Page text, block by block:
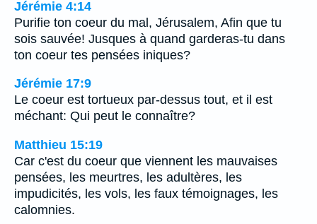
Jérémie 4:14
Purifie ton coeur du mal, Jérusalem, Afin que tu
sois sauvée! Jusques à quand garderas-tu dans
ton coeur tes pensées iniques?
Jérémie 17:9
Le coeur est tortueux par-dessus tout, et il est
méchant: Qui peut le connaître?
Matthieu 15:19
Car c'est du coeur que viennent les mauvaises
pensées, les meurtres, les adultères, les
impudicités, les vols, les faux témoignages, les
calomnies.